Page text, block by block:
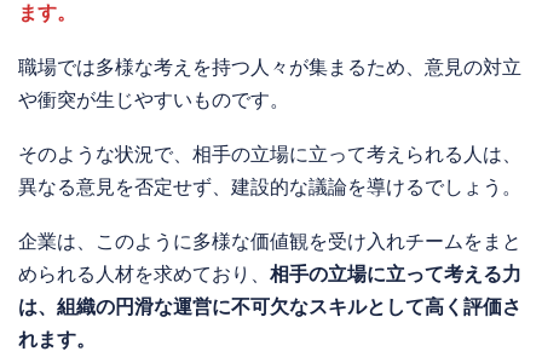
ます。
職場では多様な考えを持つ人々が集まるため、意見の対立
や衝突が生じやすいものです。
そのような状況で、相手の立場に立って考えられる人は、
異なる意見を否定せず、建設的な議論を導けるでしょう。
企業は、このように多様な価値観を受け入れチームをまと
められる人材を求めており、 相手の立場に立って考える力
は、組織の円滑な運営に不可欠なスキルとして高く評価さ
れます。